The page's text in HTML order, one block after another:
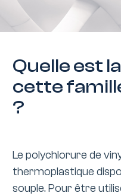
Quelle est
cette
?
Le polychlorure de
thermoplastique
souple. Pour être